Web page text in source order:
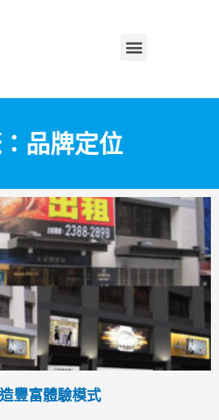
品牌定位
豐富體驗模式